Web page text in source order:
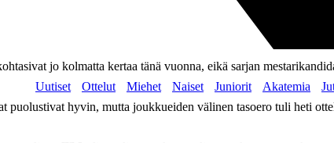
Uutiset Ottelut Miehet Naiset Juniorit Akatemia
jo kolmatta kertaa tänä vuonna, eikä sarjan
hyvin, mutta joukkueiden välinen tasoero tuli heti